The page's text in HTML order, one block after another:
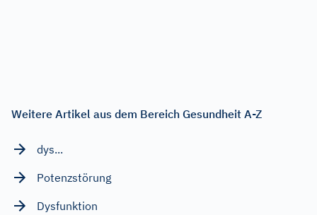
Weitere Artikel aus dem Bereich Gesundheit A-Z
dys...
Potenzstörung
Dysfunktion